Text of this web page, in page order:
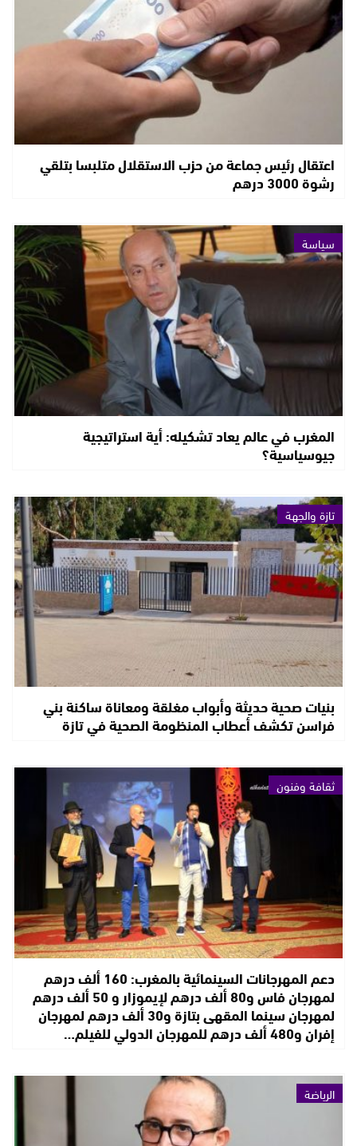
اعتقال رئيس جماعة من حزب الاستقلال متلبسا بتلقي
رشوة 3000 درهم
سياسة
المغرب في عالم يعاد تشكيله: أية استراتيجية
جيوسياسية؟
تازة والجهة
بنيات صحية حديثة وأبواب مغلقة ومعاناة ساكنة بني
فراسن تكشف أعطاب المنظومة الصحية في تازة
ثقافة وفنون
دعم المهرجانات السينمائية بالمغرب: 160 ألف درهم
لمهرجان فاس و80 ألف درهم لإيموزار و 50 ألف درهم
لمهرجان سينما المقهى بتازة و30 ألف درهم لمهرجان
إفران و480 ألف درهم للمهرجان الدولي للفيلم…
الرياضة